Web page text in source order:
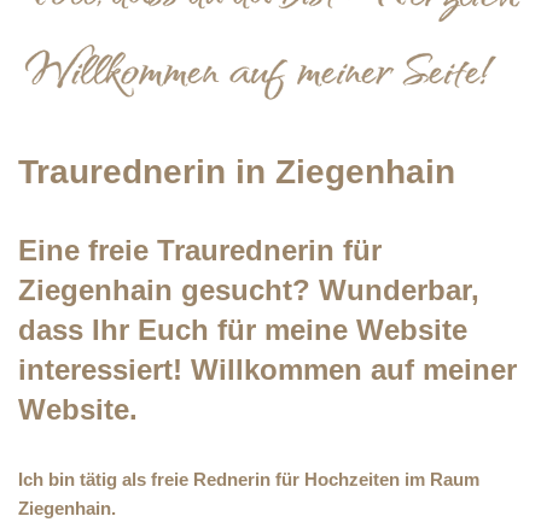
Traurednerin in Ziegenhain
Eine freie Traurednerin für
Ziegenhain gesucht? Wunderbar,
dass Ihr Euch für meine Website
interessiert! Willkommen auf meiner
Website.
Ich bin tätig als freie Rednerin für Hochzeiten im Raum
Ziegenhain.